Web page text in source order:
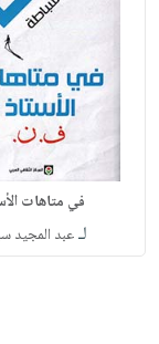
في متاهات
لـعبد المجيد